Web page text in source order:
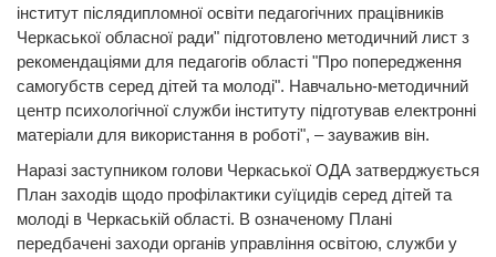
інститут післядипломної освіти педагогічних працівників
Черкаської обласної ради" підготовлено методичний лист з
рекомендаціями для педагогів області "Про попередження
самогубств серед дітей та молоді". Навчально-методичний
центр психологічної служби інституту підготував електронні
матеріали для використання в роботі", – зауважив він.
Наразі заступником голови Черкаської ОДА затверджується
План заходів щодо профілактики суїцидів серед дітей та
молоді в Черкаській області. В означеному Плані
передбачені заходи органів управління освітою, служби у